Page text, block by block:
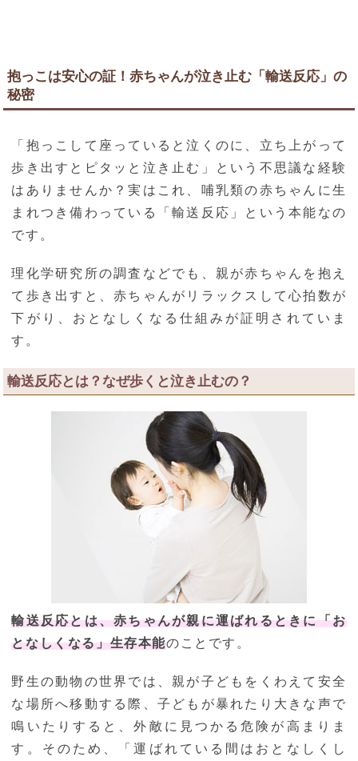
抱っこは安心の証！赤ちゃんが泣き止む「輸送反応」の
秘密
「抱っこして座っていると泣くのに、立ち上がって
歩き出すとピタッと泣き止む」という不思議な経験
はありませんか？実はこれ、哺乳類の赤ちゃんに生
まれつき備わっている「輸送反応」という本能なの
です。
理化学研究所の調査などでも、親が赤ちゃんを抱え
て歩き出すと、赤ちゃんがリラックスして心拍数が
下がり、おとなしくなる仕組みが証明されていま
す。
輸送反応とは？なぜ歩くと泣き止むの？
輸送反応とは、赤ちゃんが親に運ばれるときに「お
となしくなる」生存本能のことです。
野生の動物の世界では、親が子どもをくわえて安全
な場所へ移動する際、子どもが暴れたり大きな声で
鳴いたりすると、外敵に見つかる危険が高まりま
す。そのため、「運ばれている間はおとなしくし